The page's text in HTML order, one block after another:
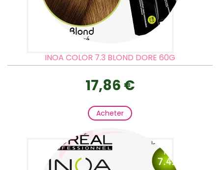
INOA COLOR 7.3 BLOND DORE 60G
17,86 €
Acheter